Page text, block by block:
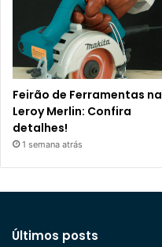
Feirão de Ferramentas na
Leroy Merlin: Confira
detalhes!
1 semana atrás
Últimos posts